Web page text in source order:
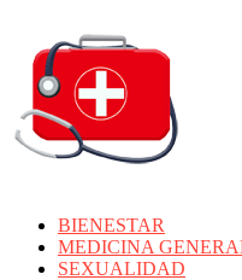
BIENESTAR
MEDICINA
SEXUALIDAD